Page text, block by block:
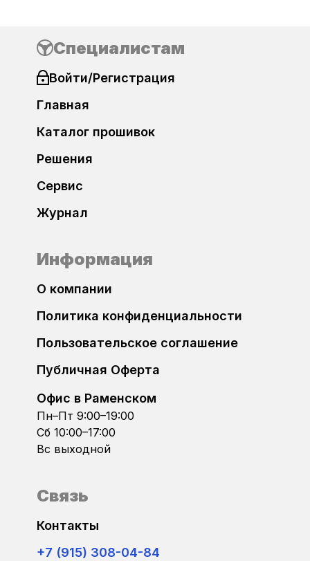
Специалистам
Войти/Регистрация
Главная
Каталог прошивок
Решения
Сервис
Журнал
Информация
О компании
Политика конфиденциальности
Пользовательское соглашение
Публичная Оферта
Офис в Раменском
Пн–Пт 9:00–19:00
Сб 10:00–17:00
Вс выходной
Связь
Контакты
+7 (915) 308-04-84